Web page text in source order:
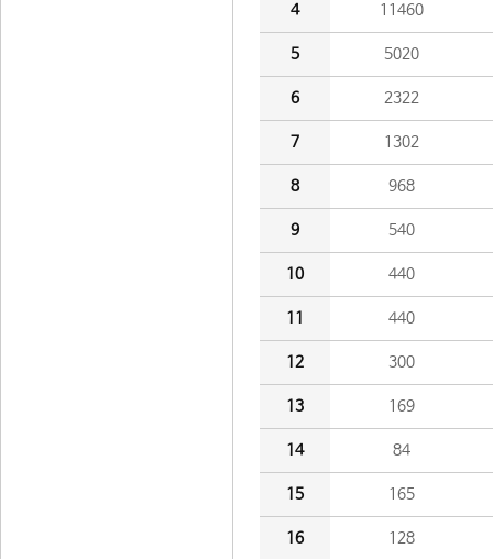
4 11460
5 5020
6 2322
7 1302
8 968
9 540
10 440
11 440
12 300
13 169
14 84
15 165
16 128